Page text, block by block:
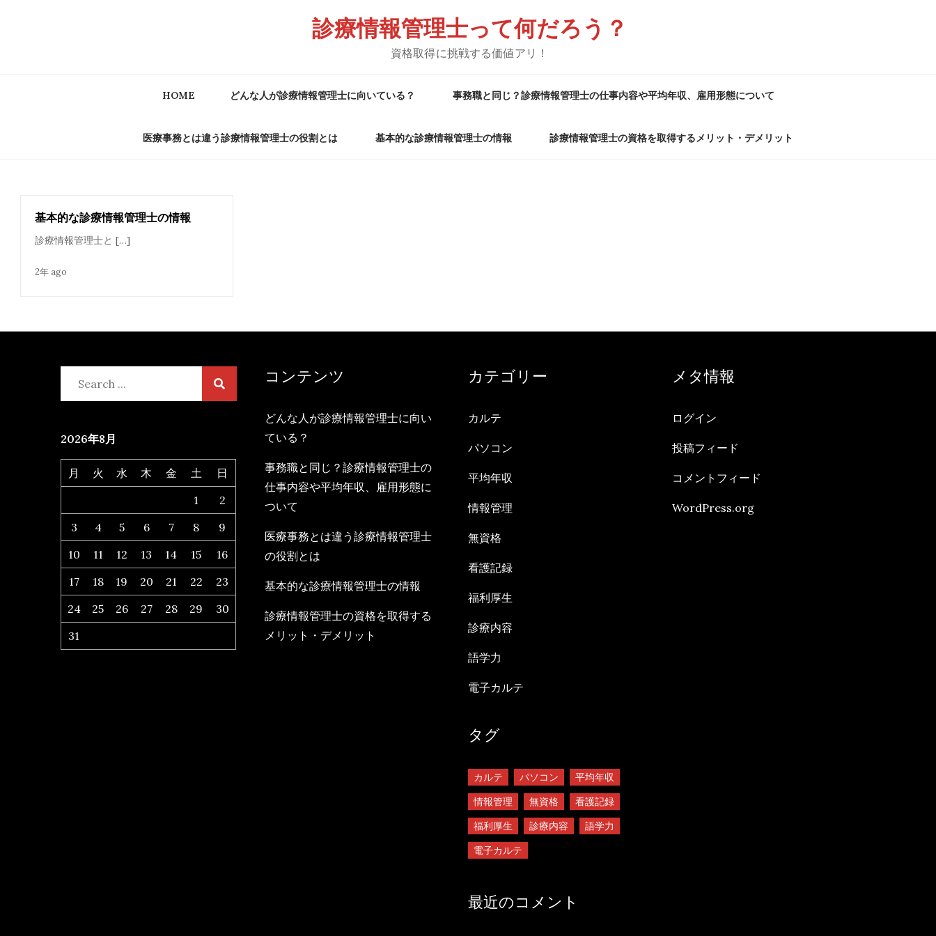
診療情報管理士って何だろう？
資格取得に挑戦する価値アリ！
HOME どんな人が診療情報管理士に向いている？ 事務職と同じ？診療情報管理士の仕事内容や平均年収、雇用形態について
医療事務とは違う診療情報管理士の役割とは 基本的な診療情報管理士の情報 診療情報管理士の資格を取得するメリット・デメリット
基本的な診療情報管理士の情報
診療情報管理士と […]
2年 ago
2026年8月
月 火 水 木 金 土
日
1
2
3
4 5 6 7 8
9
10
11 12 13 14 15
16
17
18 19 20 21 22
23
24
25 26 27 28 29
30
31
コンテンツ
どんな人が診療情報管理士に向い
ている？
事務職と同じ？診療情報管理士の
仕事内容や平均年収、雇用形態に
ついて
医療事務とは違う診療情報管理士
の役割とは
基本的な診療情報管理士の情報
診療情報管理士の資格を取得する
メリット・デメリット
カテゴリー
カルテ
パソコン
平均年収
情報管理
無資格
看護記録
福利厚生
診療内容
語学力
電子カルテ
タグ
カルテ パソコン
平均年収
情報管理
無資格
看護記録
福利厚生
診療内容
語学力
電子カルテ
最近のコメント
メタ情報
ログイン
投稿フィード
コメントフィード
WordPress.org